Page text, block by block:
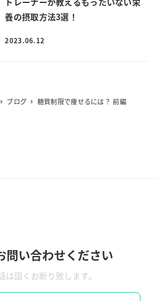
養の摂取方法3選！
2023.06.12
ブログ 糖質制限で痩せるには？ 前編
問い合わせください
固くお断り致します。